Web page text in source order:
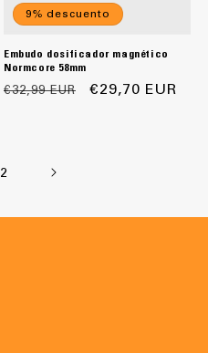
9% descuento
Embudo dosificador magnético
Normcore 58mm
Precio
€32,99 EUR
Precio
€29,70 EUR
2